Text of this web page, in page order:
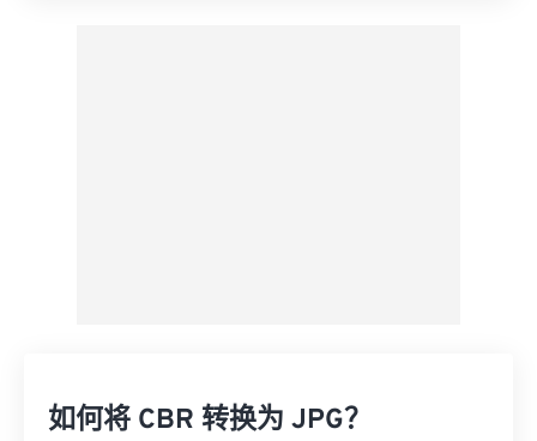
如何将 CBR 转换为 JPG？